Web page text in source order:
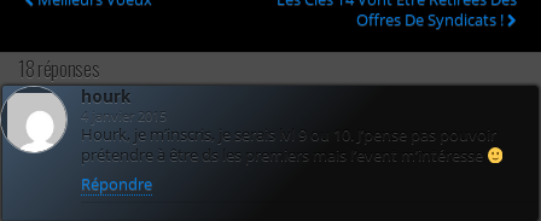
Offres De Syndicats !
18 réponses
hourk
4 janvier 2015
Hourk, je m’inscris, je serais lvl 9 ou 10. J’pense pas pouvoir
prétendre à être ds les premiers mais l’event m’intéresse
Répondre